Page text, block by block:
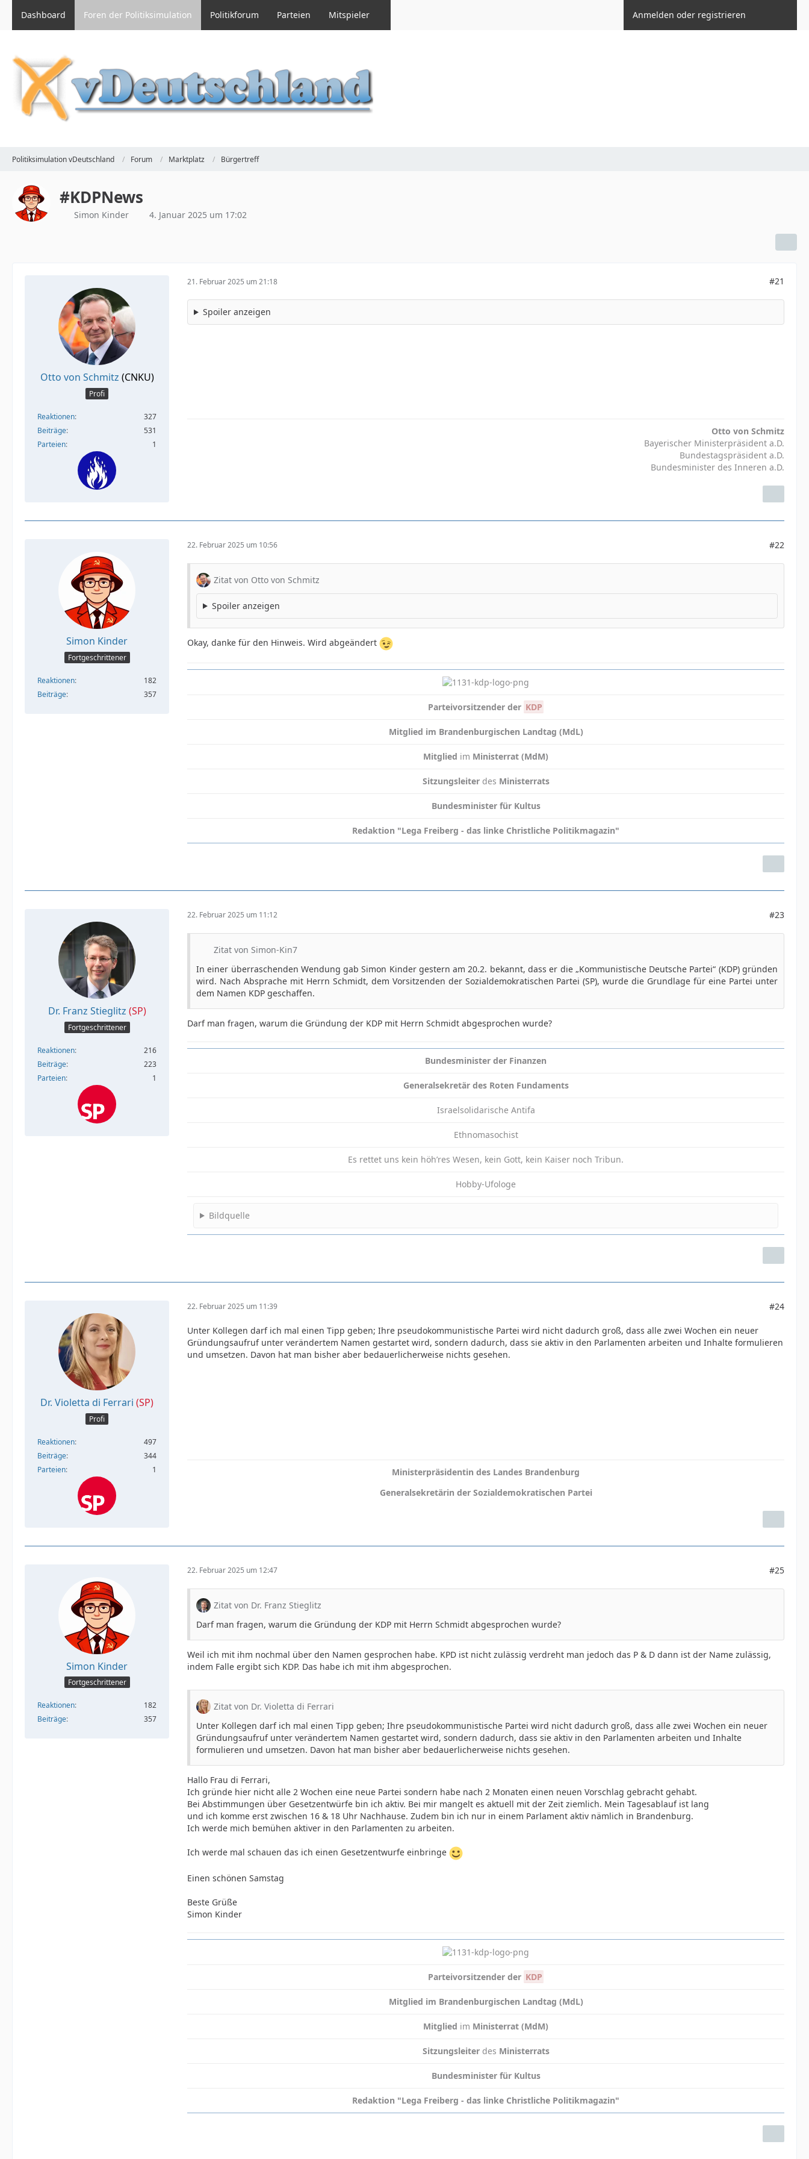
Dashboard Foren der Politiksimulation Politikforum Parteien Mitspieler Anmelden oder registrieren
Politiksimulation vDeutschland Forum Marktplatz Bürgertreff
#KDPNews
Simon Kinder 4. Januar 2025 um 17:02
Otto von Schmitz (CNKU)
Profi
Reaktionen
327
Beiträge
531
Parteien
1
21. Februar 2025 um 21:18 #21
Spoiler anzeigen
Otto von Schmitz
Bayerischer Ministerpräsident a.D.
Bundestagspräsident a.D.
Bundesminister des Inneren a.D.
Simon Kinder
Fortgeschrittener
Reaktionen
182
Beiträge
357
22. Februar 2025 um 10:56 #22
Zitat von Otto von Schmitz
Spoiler anzeigen
Okay, danke für den Hinweis. Wird abgeändert
Parteivorsitzender der KDP
Mitglied im Brandenburgischen Landtag (MdL)
Mitglied im Ministerrat (MdM)
Sitzungsleiter des Ministerrats
Bundesminister für Kultus
Redaktion "Lega Freiberg - das linke Christliche Politikmagazin"
Dr. Franz Stieglitz (SP)
Fortgeschrittener
Reaktionen
216
Beiträge
223
Parteien
1
22. Februar 2025 um 11:12 #23
Zitat von Simon-Kin7
In einer überraschenden Wendung gab Simon Kinder gestern am 20.2. bekannt, dass er die „Kommunistische Deutsche Partei“ (KDP) gründen
wird. Nach Absprache mit Herrn Schmidt, dem Vorsitzenden der Sozialdemokratischen Partei (SP), wurde die Grundlage für eine Partei unter
dem Namen KDP geschaffen.
Darf man fragen, warum die Gründung der KDP mit Herrn Schmidt abgesprochen wurde?
Bundesminister der Finanzen
Generalsekretär des Roten Fundaments
Israelsolidarische Antifa
Ethnomasochist
Es rettet uns kein höh’res Wesen, kein Gott, kein Kaiser noch Tribun.
Hobby-Ufologe
Bildquelle
Dr. Violetta di Ferrari (SP)
Profi
Reaktionen
497
Beiträge
344
Parteien
1
22. Februar 2025 um 11:39 #24
Unter Kollegen darf ich mal einen Tipp geben; Ihre pseudokommunistische Partei wird nicht dadurch groß, dass alle zwei Wochen ein neuer
Gründungsaufruf unter verändertem Namen gestartet wird, sondern dadurch, dass sie aktiv in den Parlamenten arbeiten und Inhalte formulieren
und umsetzen. Davon hat man bisher aber bedauerlicherweise nichts gesehen.
Ministerpräsidentin des Landes Brandenburg
Generalsekretärin der Sozialdemokratischen Partei
Simon Kinder
Fortgeschrittener
Reaktionen
182
Beiträge
357
22. Februar 2025 um 12:47 #25
Zitat von Dr. Franz Stieglitz
Darf man fragen, warum die Gründung der KDP mit Herrn Schmidt abgesprochen wurde?
Weil ich mit ihm nochmal über den Namen gesprochen habe. KPD ist nicht zulässig verdreht man jedoch das P & D dann ist der Name zulässig,
indem Falle ergibt sich KDP. Das habe ich mit ihm abgesprochen.
Zitat von Dr. Violetta di Ferrari
Unter Kollegen darf ich mal einen Tipp geben; Ihre pseudokommunistische Partei wird nicht dadurch groß, dass alle zwei Wochen ein neuer
Gründungsaufruf unter verändertem Namen gestartet wird, sondern dadurch, dass sie aktiv in den Parlamenten arbeiten und Inhalte
formulieren und umsetzen. Davon hat man bisher aber bedauerlicherweise nichts gesehen.
Hallo Frau di Ferrari,
Ich gründe hier nicht alle 2 Wochen eine neue Partei sondern habe nach 2 Monaten einen neuen Vorschlag gebracht gehabt.
Bei Abstimmungen über Gesetzentwürfe bin ich aktiv. Bei mir mangelt es aktuell mit der Zeit ziemlich. Mein Tagesablauf ist lang
und ich komme erst zwischen 16 & 18 Uhr Nachhause. Zudem bin ich nur in einem Parlament aktiv nämlich in Brandenburg.
Ich werde mich bemühen aktiver in den Parlamenten zu arbeiten.
Ich werde mal schauen das ich einen Gesetzentwurfe einbringe
Einen schönen Samstag
Beste Grüße
Simon Kinder
Parteivorsitzender der KDP
Mitglied im Brandenburgischen Landtag (MdL)
Mitglied im Ministerrat (MdM)
Sitzungsleiter des Ministerrats
Bundesminister für Kultus
Redaktion "Lega Freiberg - das linke Christliche Politikmagazin"